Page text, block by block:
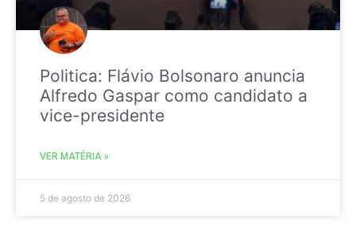
Politica: Flávio Bolsonaro anuncia
Alfredo Gaspar como candidato a
vice-presidente
VER MATÉRIA »
5 de agosto de 2026